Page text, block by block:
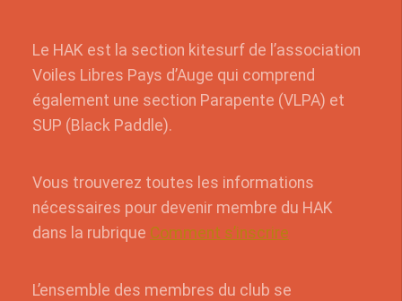
Le HAK est la section kitesurf de l’association
Voiles Libres Pays d’Auge qui comprend
également une section Parapente (VLPA) et
SUP (Black Paddle).
Vous trouverez toutes les informations
nécessaires pour devenir membre du HAK
dans la rubrique Comment s’inscrire
L’ensemble des membres du club se